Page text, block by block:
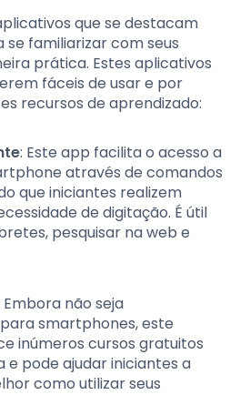
que se destacam
se familiarizar com seus
prática. Estes aplicativos
fáceis de usar e por
recursos de aprendizado:
: Este app facilita o acesso a
através de comandos
que iniciantes realizem
de digitação. É útil
pesquisar na web e
Embora não seja
smartphones, este
inúmeros cursos gratuitos
e pode ajudar iniciantes a
como utilizar seus